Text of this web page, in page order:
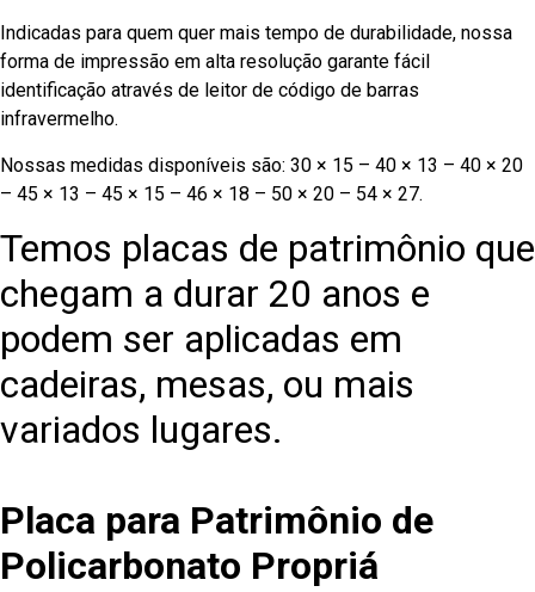
Indicadas para quem quer mais tempo de durabilidade, nossa
forma de impressão em alta resolução garante fácil
identificação através de leitor de código de barras
infravermelho.
Nossas medidas disponíveis são: 30 × 15 – 40 × 13 – 40 × 20
– 45 × 13 – 45 × 15 – 46 × 18 – 50 × 20 – 54 × 27.
Temos placas de patrimônio que
chegam a durar 20 anos e
podem ser aplicadas em
cadeiras, mesas, ou mais
variados lugares.
Placa para Patrimônio de
Policarbonato Propriá